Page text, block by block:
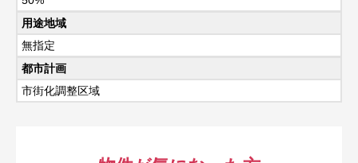
用途地域
無指定
都市計画
市街化調整区域